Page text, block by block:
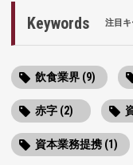
Keywords 注目キ
飲食業界 (9)
赤字 (2)
資本業務提携 (1)